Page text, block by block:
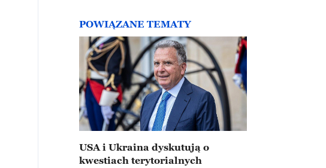
POWIĄZANE TEMATY
USA i Ukraina dyskutują o
kwestiach terytorialnych